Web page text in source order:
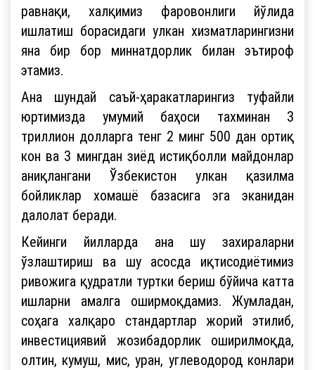
равнақи, халқимиз фаровонлиги йўлида
ишлатиш борасидаги улкан хизматларингизни
яна бир бор миннатдорлик билан эътироф
этамиз.
Ана шундай саъй-ҳаракатларингиз туфайли
юртимизда умумий баҳоси тахминан 3
триллион долларга тенг 2 минг 500 дан ортиқ
кон ва 3 мингдан зиёд истиқболли майдонлар
аниқлангани Ўзбекистон улкан қазилма
бойликлар хомашё базасига эга эканидан
далолат беради.
Кейинги йилларда ана шу захираларни
ўзлаштириш ва шу асосда иқтисодиётимиз
ривожига қудратли туртки бериш бўйича катта
ишларни амалга оширмоқдамиз. Жумладан,
соҳага халқаро стандартлар жорий этилиб,
инвестициявий жозибадорлик оширилмоқда,
олтин, кумуш, мис, уран, углеводород конлари